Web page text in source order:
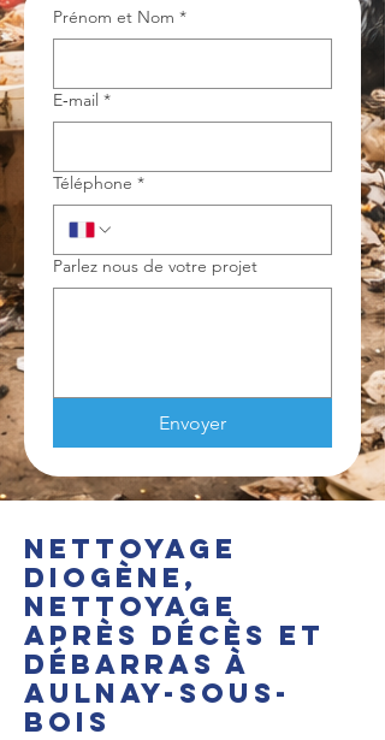
Prénom et Nom *
E‑mail *
Téléphone *
Parlez nous de votre projet
Envoyer
Nettoyage
Diogène,
nettoyage
après décès et
débarras à
Aulnay-sous-
Bois